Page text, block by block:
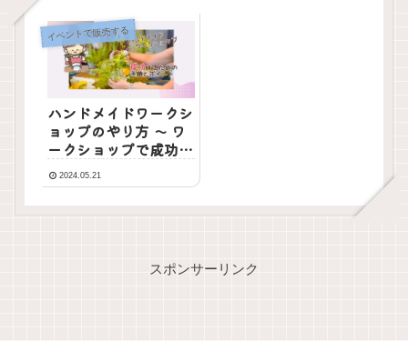
イベントで販売する
ハンドメイドワークシ
ョップのやり方 ～ ワ
ークショップで成功す
るための手順とポイン
ト2024.05.21
スポンサーリンク